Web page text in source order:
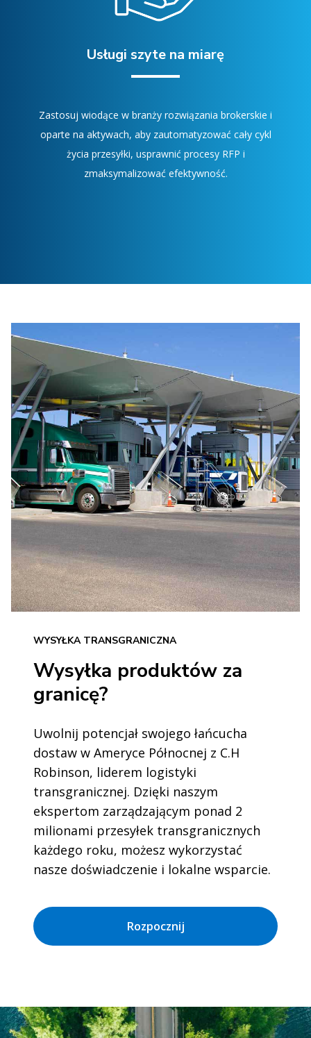
Usługi szyte na miarę
Zastosuj wiodące w branży rozwiązania brokerskie i
oparte na aktywach, aby zautomatyzować cały cykl
życia przesyłki, usprawnić procesy RFP i
zmaksymalizować efektywność.
WYSYŁKA TRANSGRANICZNA
Wysyłka produktów za
granicę?
Uwolnij potencjał swojego łańcucha
dostaw w Ameryce Północnej z C.H
Robinson, liderem logistyki
transgranicznej. Dzięki naszym
ekspertom zarządzającym ponad 2
milionami przesyłek transgranicznych
każdego roku, możesz wykorzystać
nasze doświadczenie i lokalne wsparcie.
Rozpocznij